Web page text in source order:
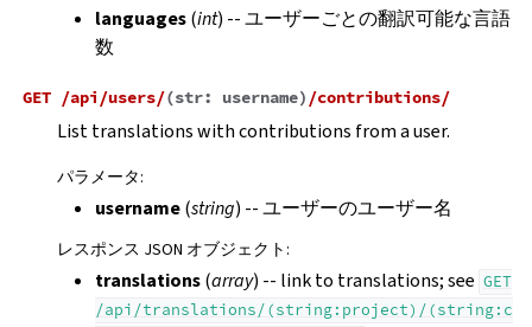
languages(int) -- ユーザーごとの翻訳可能な言語
数
GET /api/users/(str: username) /contributions/
List translations with contributions from a user.
パラメータ:
username(string) -- ユーザーのユーザー名
レスポンス JSON オブジェクト :
translations(array) -- link to translations; see GET
/api/translations/(string:project)/(string:c